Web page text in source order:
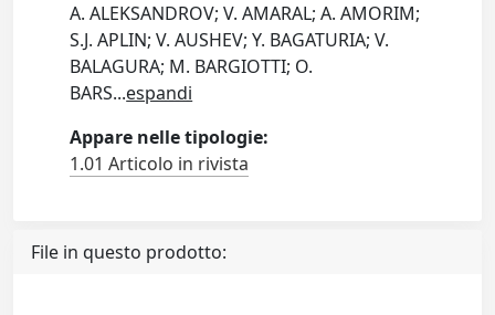
A. ALEKSANDROV; V. AMARAL; A. AMORIM;
S.J. APLIN; V. AUSHEV; Y. BAGATURIA; V.
BALAGURA; M. BARGIOTTI; O.
BARS...espandi
Appare nelle tipologie:
1.01 Articolo in rivista
File in questo prodotto: